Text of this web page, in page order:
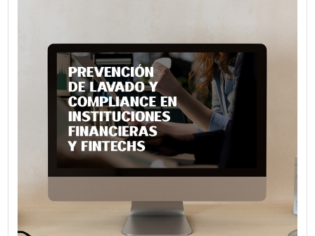
Fecha publicación: 12-05-2026
CECRA analizó las últimas
normativa cambiaria junto a Beccar